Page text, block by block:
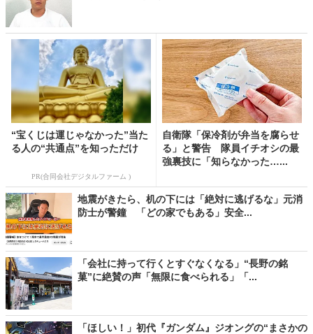
“宝くじは運じゃなかった”当た
る人の“共通点”を知っただけ
PR(合同会社デジタルファーム )
自衛隊「保冷剤が弁当を腐らせ
る」と警告 隊員イチオシの最
強裏技に「知らなかった…...
地震がきたら、机の下には「絶対に逃げるな」元消
防士が警鐘 「どの家でもある」安全...
「会社に持って行くとすぐなくなる」“長野の銘
菓”に絶賛の声「無限に食べられる」「...
「ほしい！」初代『ガンダム』ジオングの“まさかの